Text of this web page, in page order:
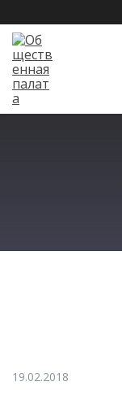
19.02.2018